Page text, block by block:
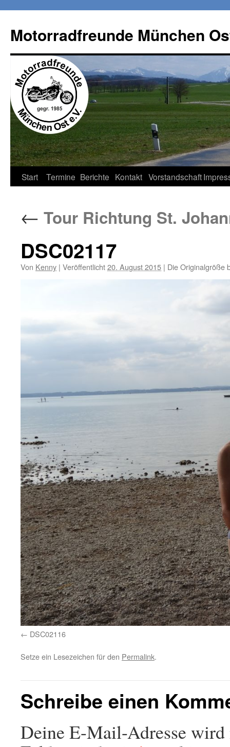
springen
Motorradfreunde München
Start Termine Berichte Kontakt Vorstandschaft
← Tour Richtung St.
DSC02117
Von Kenny | Veröffentlicht20. August 2015 | Die Originalgröße
DSC02116
Setze ein Lesezeichen für den Permalink.
Schreibe einen
Deine E-Mail-Adresse